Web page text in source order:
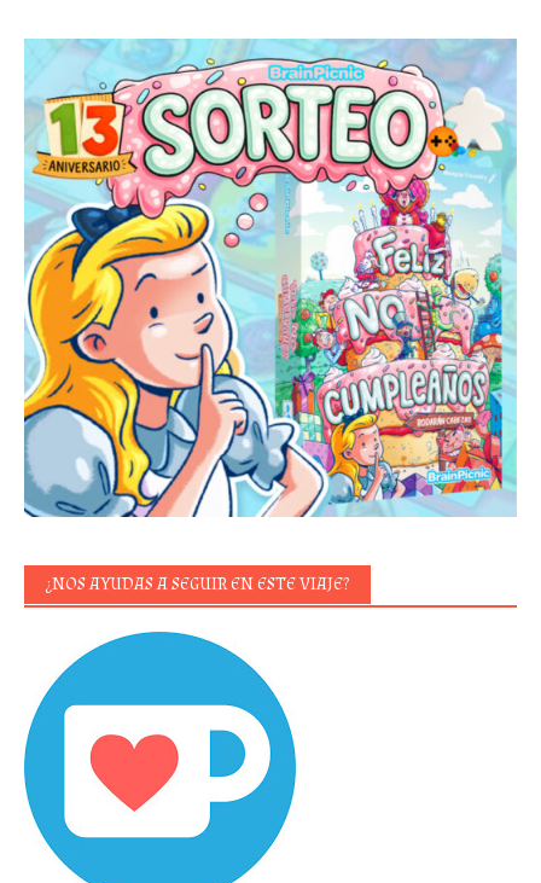
¿NOS AYUDAS A SEGUIR EN ESTE VIAJE?